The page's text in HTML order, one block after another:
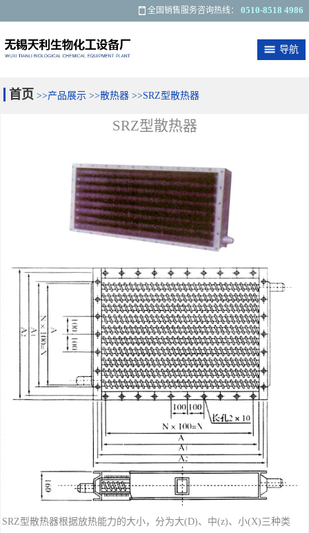
全国销售服务咨询热线： 0510-8518 4986
导航
关于我们 最新资讯 产品展示
首页 >>产品展示 >>散热器 >>SRZ型散热器
SRZ型散热器
SRZ型散热器根据放热能力的大小，分为大(D)、中(z)、小(X)三种类